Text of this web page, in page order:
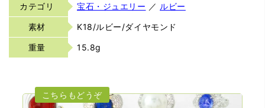
カテゴリ 宝石・ジュエリー ／ ルビー
素材 K18/ルビー/ダイヤモンド
重量 15.8g